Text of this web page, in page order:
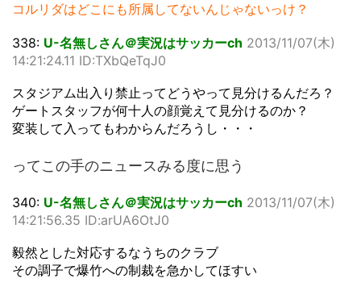
コルリダはどこにも所属してないんじゃないっけ？
338: U-名無しさん＠実況はサッカーch 2013/11/07(木)
14:21:24.11 ID:TXbQeTqJ0
スタジアム出入り禁止ってどうやって見分けるんだろ？
ゲートスタッフが何十人の顔覚えて見分けるのか？
変装して入ってもわからんだろうし・・・
ってこの手のニュースみる度に思う
340: U-名無しさん＠実況はサッカーch 2013/11/07(木)
14:21:56.35 ID:arUA6OtJ0
毅然とした対応するなうちのクラブ
その調子で爆竹への制裁を急かしてほすい